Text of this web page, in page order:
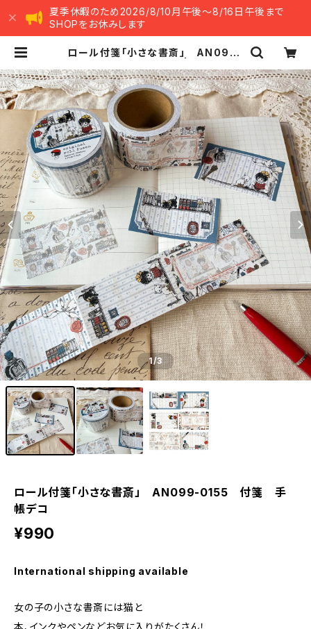
夏季休暇のため2026/8/10月午後～8/16日午後まで
SHOPをお休みします
ロール付箋「小さな書斎」 AN099-
dmade market -アンツ ハンドメイ
ド マーケット-
1/3
ロール付箋「小さな書斎」 AN099-0155 付箋 手
帳デコ
¥990
International shipping available
女の子の小さな書斎には猫と
本、インクやペンなどお気に入りがたくさん！